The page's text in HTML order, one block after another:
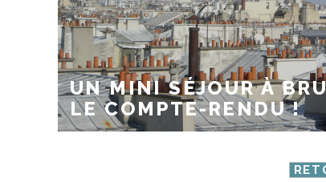
UN MINI SÉJOUR À
LE COMPTE-RENDU !